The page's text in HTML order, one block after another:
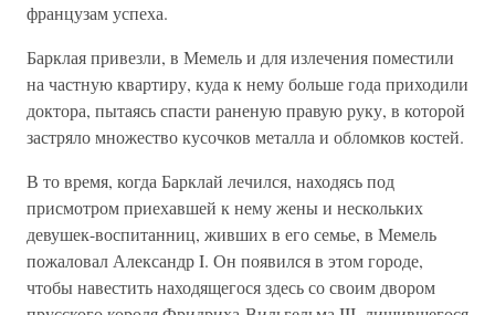
французам успеха.
Барклая привезли, в Мемель и для излечения поместили
на частную квартиру, куда к нему больше года приходили
доктора, пытаясь спасти раненую правую руку, в которой
застряло множество кусочков металла и обломков костей.
В то время, когда Барклай лечился, находясь под
присмотром приехавшей к нему жены и нескольких
девушек-воспитанниц, живших в его семье, в Мемель
пожаловал Александр I. Он появился в этом городе,
чтобы навестить находящегося здесь со своим двором